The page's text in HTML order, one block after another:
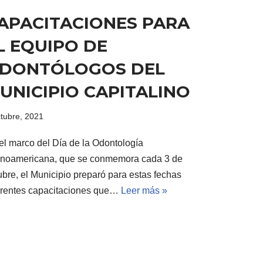
PARA
EQUIPO DE
DEL
CAPITALINO
2021
marco del Día de la Odontología
que se conmemora cada 3 de
el Municipio preparó para estas fechas
capacitaciones que… Leer más »